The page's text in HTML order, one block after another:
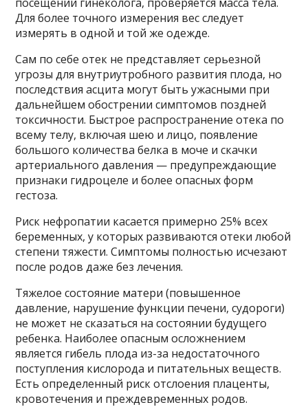
Для более точного измерения вес следует
измерять в одной и той же одежде.
Сам по себе отек не представляет серьезной
угрозы для внутриутробного развития плода, но
последствия асцита могут быть ужасными при
дальнейшем обострении симптомов поздней
токсичности. Быстрое распространение отека по
всему телу, включая шею и лицо, появление
большого количества белка в моче и скачки
артериального давления — предупреждающие
признаки гидроцеле и более опасных форм
гестоза.
Риск нефропатии касается примерно 25% всех
беременных, у которых развиваются отеки любой
степени тяжести. Симптомы полностью исчезают
после родов даже без лечения.
Тяжелое состояние матери (повышенное
давление, нарушение функции печени, судороги)
не может не сказаться на состоянии будущего
ребенка. Наиболее опасным осложнением
является гибель плода из-за недостаточного
поступления кислорода и питательных веществ.
Есть определенный риск отслоения плаценты,
кровотечения и преждевременных родов.